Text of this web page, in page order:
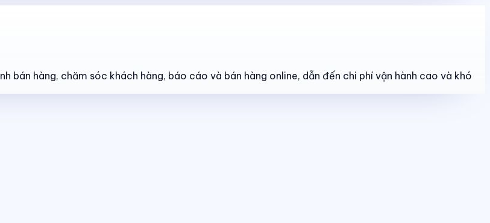
bán hàng, chăm sóc khách hàng, báo cáo và bán hàng online, dẫn đến chi phí vận hành cao và khó